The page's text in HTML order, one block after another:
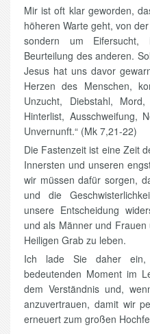
Mir ist oft klar geworden,
höheren Warte geht, von
sondern um Eifersucht,
Beurteilung des anderen.
Jesus hat uns davor
Herzen des Menschen,
Unzucht, Diebstahl,
Hinterlist, Ausschweifung,
Unvernunft.“ (Mk 7,21-22)
Die Fastenzeit ist eine Zeit
Innersten und unseren
wir müssen dafür sorgen,
und die
unsere Entscheidung
und als Männer und
Heiligen Grab zu leben.
Ich lade Sie daher ein,
bedeutenden Moment im
dem Verständnis und,
anzuvertrauen, damit wir
erneuert zum großen